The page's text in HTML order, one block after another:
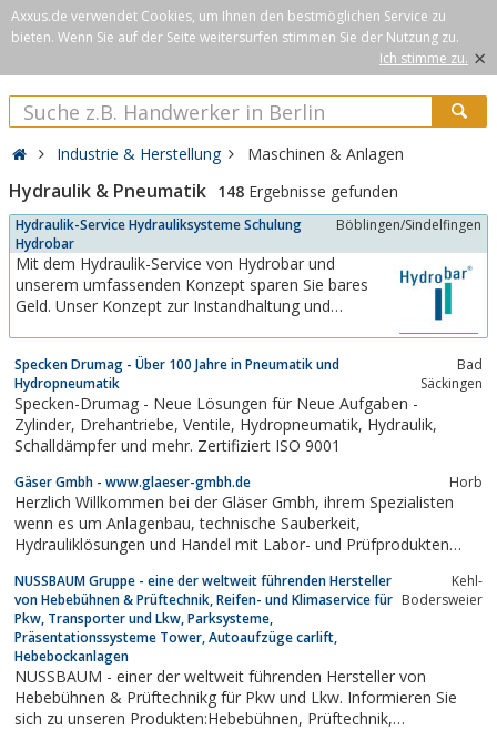
Axxus.de verwendet Cookies, um Ihnen den bestmöglichen Service zu
bieten. Wenn Sie auf der Seite weitersurfen stimmen Sie der Nutzung zu.
Ich stimme zu. ×
Industrie & Herstellung Maschinen & Anlagen
Hydraulik & Pneumatik 148 Ergebnisse gefunden
Hydraulik-Service Hydrauliksysteme Schulung
Hydrobar
Böblingen/Sindelfingen
Mit dem Hydraulik-Service von Hydrobar und
unserem umfassenden Konzept sparen Sie bares
Geld. Unser Konzept zur Instandhaltung und
über 25 Jahren Erfahrung und unserer speziell für
diesen Zweck entwickelten Wartungssoftware
sorgen...
Specken Drumag - Über 100 Jahre in Pneumatik und
Hydropneumatik
Bad
Säckingen
Specken-Drumag - Neue Lösungen für Neue Aufgaben -
Zylinder, Drehantriebe, Ventile, Hydropneumatik, Hydraulik,
Schalldämpfer und mehr. Zertifiziert ISO 9001
Gäser Gmbh - www.glaeser-gmbh.de Horb
Herzlich Willkommen bei der Gläser Gmbh, ihrem Spezialisten
wenn es um Anlagenbau, technische Sauberkeit,
Hydrauliklösungen und Handel mit Labor- und Prüfprodukten
NUSSBAUM Gruppe - eine der weltweit führenden Hersteller
von Hebebühnen & Prüftechnik, Reifen- und Klimaservice für
Pkw, Transporter und Lkw, Parksysteme,
Präsentationssysteme Tower, Autoaufzüge carlift,
Hebebockanlagen
Kehl-
Bodersweier
NUSSBAUM - einer der weltweit führenden Hersteller von
Hebebühnen & Prüftechnikg für Pkw und Lkw. Informieren Sie
sich zu unseren Produkten:Hebebühnen, Prüftechnik,